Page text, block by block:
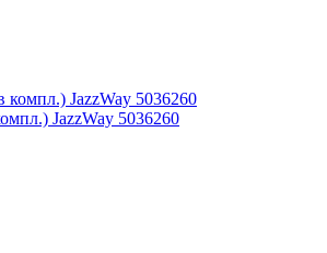
JazzWay 5036260